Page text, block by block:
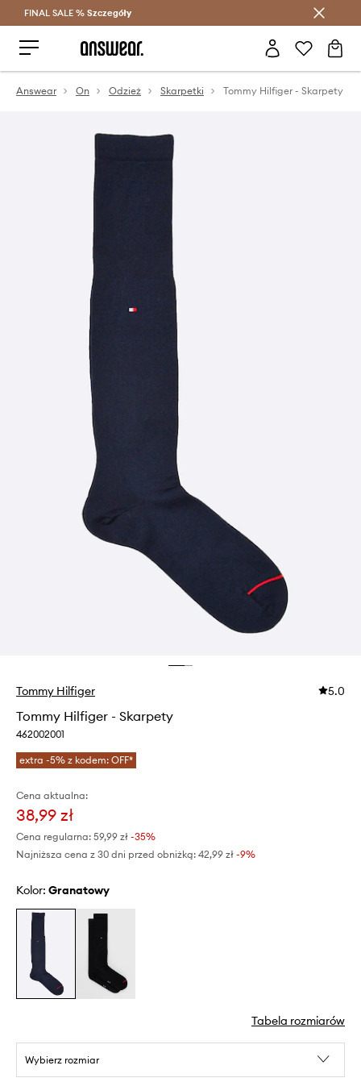
Oszczędzaj z Answear Club >
FINAL SALE % Szczegóły
Answear On Odzież Skarpetki Tommy Hilfiger - Skarpety
Tommy Hilfiger 5.0
Tommy Hilfiger - Skarpety
462002001
extra -5% z kodem: OFF*
Cena aktualna:
38,99 zł
Cena regularna: 59,99 zł -35%
Najniższa cena z 30 dni przed obniżką: 42,99 zł -9%
Kolor: granatowy
Tabela rozmiarów
Wybierz rozmiar